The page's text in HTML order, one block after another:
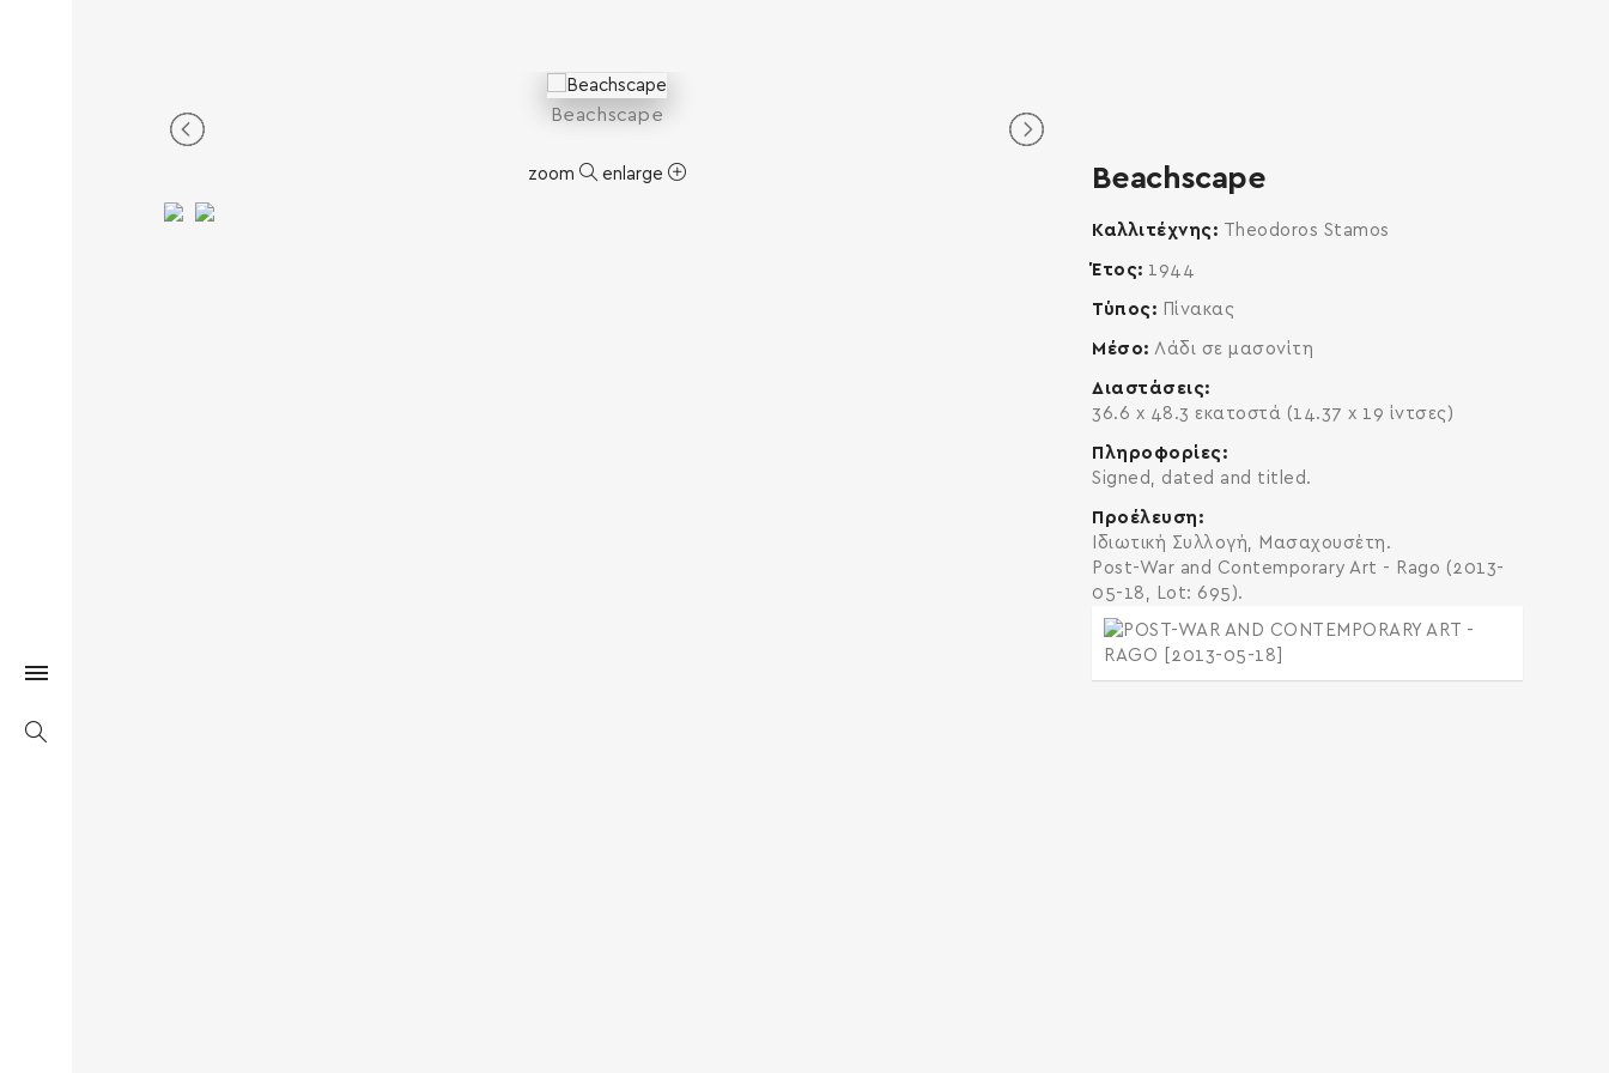
Beachscape
zoom enlarge Beachscape
Καλλιτέχνης Theodoros Stamos
Έτος 1944
Τύπος Πίνακας
Μέσο Λάδι σε μασονίτη
Διαστάσεις
36.6 x 48.3 εκατοστά (14.37 x 19 ίντσες)
Πληροφορίες
Signed, dated and titled.
Προέλευση
Ιδιωτική Συλλογή, Μασαχουσέτη.
Post-War and Contemporary Art - Rago (2013-
05-18, Lot: 695).